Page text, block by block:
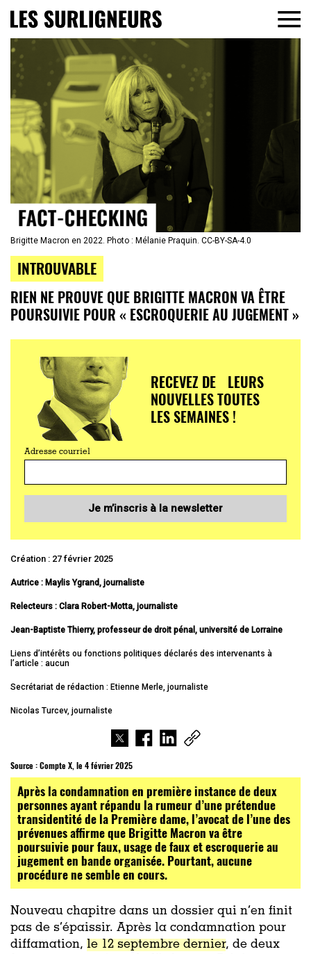
Brigitte Macron en 2022. Photo : Mélanie Praquin. CC-BY-SA-4.0
INTROUVABLE
RIEN NE PROUVE QUE BRIGITTE MACRON VA ÊTRE
POURSUIVIE POUR « ESCROQUERIE AU JUGEMENT »
RECEVEZ DE LEURS
NOUVELLES TOUTES
LES SEMAINES !
Adresse courriel
Je m’inscris à la newsletter
Création : 27 février 2025
Autrice : Maylis Ygrand, journaliste
Relecteurs : Clara Robert-Motta, journaliste
Jean-Baptiste Thierry, professeur de droit pénal, université de Lorraine
Liens d’intérêts ou fonctions politiques déclarés des intervenants à
l’article : aucun
Secrétariat de rédaction : Etienne Merle, journaliste
Nicolas Turcev, journaliste
Source :Compte X, le 4 février 2025
Après la condamnation en première instance de deux
personnes ayant répandu la rumeur d’une prétendue
transidentité de la Première dame, l’avocat de l’une des
prévenues affirme que Brigitte Macron va être
poursuivie pour faux, usage de faux et escroquerie au
jugement en bande organisée. Pourtant, aucune
procédure ne semble en cours.
Nouveau chapitre dans un dossier qui n’en finit
pas de s’épaissir. Après la condamnation pour
diffamation, le 12 septembre dernier, de deux